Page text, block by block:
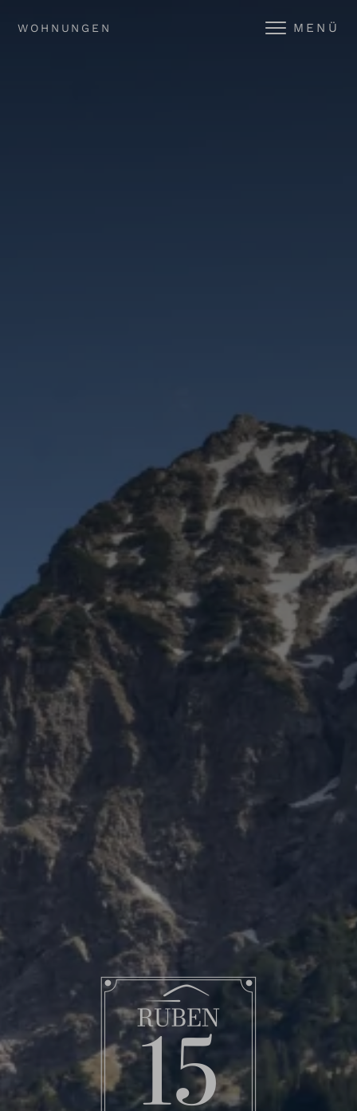
WOHNUNGEN MENÜ